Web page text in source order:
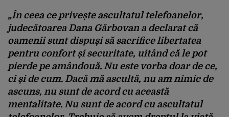
„În ceea ce privește ascultatul telefoanelor,
judecătoarea Dana Gărbovan a declarat că
oamenii sunt dispuși să sacrifice libertatea
pentru confort și securitate, uitând că le pot
pierde pe amândouă. Nu este vorba doar de ce,
ci și de cum. Dacă mă ascultă, nu am nimic de
ascuns, nu sunt de acord cu această
mentalitate. Nu sunt de acord cu ascultatul